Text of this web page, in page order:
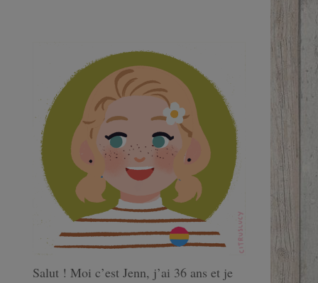
Salut ! Moi c’est Jenn, j’ai 36 ans et je